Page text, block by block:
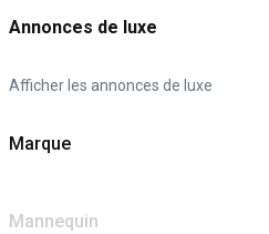
Annonces de luxe
Afficher les annonces de luxe
Marque
Mannequin